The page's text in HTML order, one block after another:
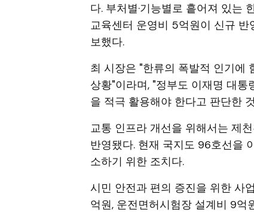
다. 부처별·기능별로 흩어져 있는
교육센터 운영비 5억원이 신규
보했다.
최 시장은 "한류의 폭발적 인기에
상황"이라며, "정부도 이재명 대
을 적극 활용해야 한다고 판단한
교통 인프라 개선을 위해서는 제
반영됐다. 현재 국지도 96호선을
소하기 위한 조치다.
시민 안전과 편의 증진을 위한 사
억원, 운전면허시험장 설계비 9억